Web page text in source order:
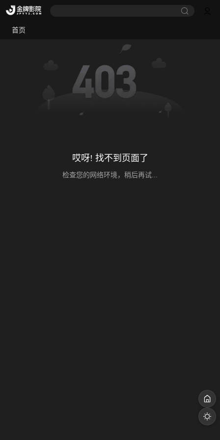
首页
哎呀! 找不到页面了
检查您的网络环境，稍后再试...